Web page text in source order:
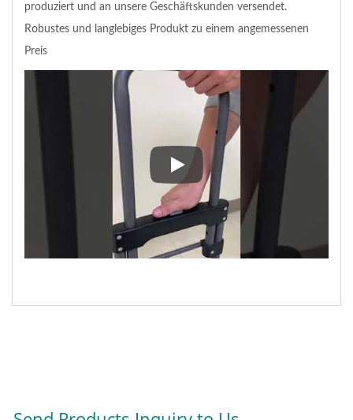
produziert und an unsere Geschäftskunden versendet.
Robustes und langlebiges Produkt zu einem angemessenen
Preis
Jährlich werden 10.000 Stück